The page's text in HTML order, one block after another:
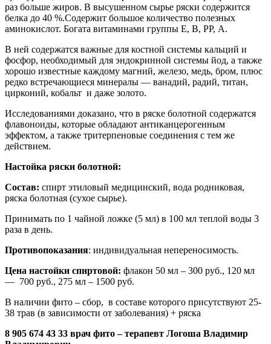
раз больше жиров. В высушенном сырье ряски содержится
белка до 40 %.Содержит большое количество полезных
аминокислот. Богата витаминами группы Е, В, PP, А.
В ней содержатся важные для костной системы кальций и
фосфор, необходимый для эндокринной системы йод, а также
хорошо известные каждому магний, железо, медь, бром, плюс
редко встречающиеся минералы — ванадий, радий, титан,
цирконий, кобальт и даже золото.
Исследованиями доказано, что в ряске болотной содержатся
флавоноиды, которые обладают антиканцерогенным
эффектом, а также тритерпеновые соединения с тем же
действием.
Настойка ряски болотной:
Состав: спирт этиловый медицинский, вода родниковая,
ряска болотная (сухое сырье).
Принимать по 1 чайной ложке (5 мл) в 100 мл теплой воды 3
раза в день.
Противопоказания: индивидуальная непереносимость.
Цена настойки спиртовой: флакон 50 мл – 300 руб., 120 мл
— 700 руб., 275 мл – 1500 руб.
В наличии фито – сбор, в составе которого присутствуют 25-
38 трав (в зависимости от заболевания) + ряска
8 905 674 43 33 врач фито – терапевт Логоша Владимир